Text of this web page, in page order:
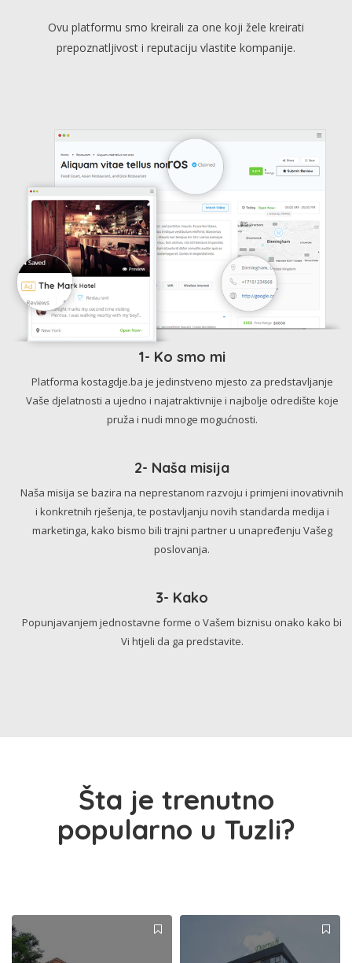
Ovu platformu smo kreirali za one koji žele kreirati
prepoznatljivost i reputaciju vlastite kompanije.
1- Ko smo mi
Platforma kostagdje.ba je jedinstveno mjesto za predstavljanje
Vaše djelatnosti a ujedno i najatraktivnije i najbolje odredište koje
pruža i nudi mnoge mogućnosti.
2- Naša misija
Naša misija se bazira na neprestanom razvoju i primjeni inovativnih
i konkretnih rješenja, te postavljanju novih standarda medija i
marketinga, kako bismo bili trajni partner u unapređenju Vašeg
poslovanja.
3- Kako
Popunjavanjem jednostavne forme o Vašem biznisu onako kako bi
Vi htjeli da ga predstavite.
Šta je trenutno
popularno u Tuzli?